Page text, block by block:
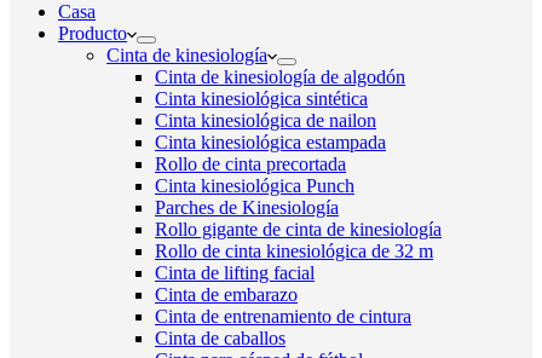
Casa
Producto
Cinta de kinesiología
Cinta de kinesiología de algodón
Cinta kinesiológica sintética
Cinta kinesiológica de nailon
Cinta kinesiológica estampada
Rollo de cinta precortada
Cinta kinesiológica Punch
Parches de Kinesiología
Rollo gigante de cinta de kinesiología
Rollo de cinta kinesiológica de 32 m
Cinta de lifting facial
Cinta de embarazo
Cinta de entrenamiento de cintura
Cinta de caballos